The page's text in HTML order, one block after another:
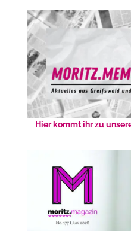
Hier kommt ihr zu